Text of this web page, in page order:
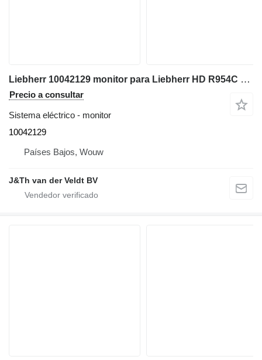
Liebherr 10042129 monitor para Liebherr HD R954C excavadora
Precio a consultar
Sistema eléctrico - monitor
10042129
Países Bajos, Wouw
J&Th van der Veldt BV